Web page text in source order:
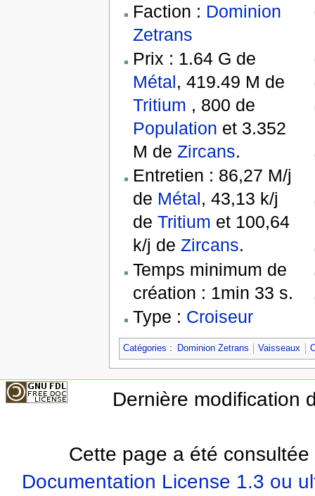
Faction : Dominion
Zetrans
Prix : 1.64 G de
Métal, 419.49 M de
Tritium , 800 de
Population et 3.352
M de Zircans.
Entretien : 86,27 M/j
de Métal, 43,13 k/j
de Tritium et 100,64
k/j de Zircans.
Temps minimum de
création : 1min 33 s.
Type : Croiseur
Catégories : Dominion Zetrans Vaisseaux
Dernière modification
Cette page a été
Documentation License 1.3 ou